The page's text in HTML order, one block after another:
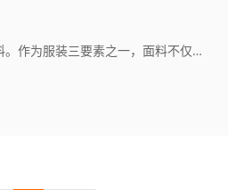
面料就是用来制作服装的材料。作为服装三要素之一，面料不仅可以诠释服装的风格和特性，而且直接左右着服装的色彩、造型的表现效果。